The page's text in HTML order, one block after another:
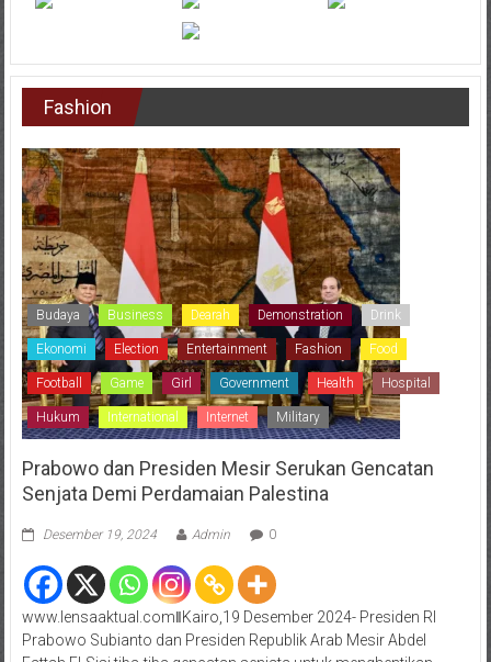
Fashion
Budaya Business Dearah Demonstration Drink
Ekonomi Election Entertainment Fashion Food
Football Game Girl Government Health Hospital
Hukum International Internet Military
Prabowo dan Presiden Mesir Serukan Gencatan
Senjata Demi Perdamaian Palestina
Desember 19, 2024 Admin 0
www.lensaaktual.comǁKairo,19 Desember 2024- Presiden RI
Prabowo Subianto dan Presiden Republik Arab Mesir Abdel